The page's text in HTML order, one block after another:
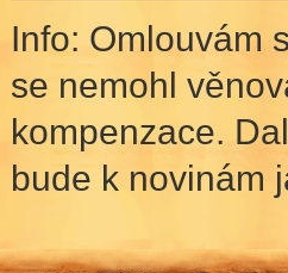
Info: Omlouvám
se nemohl
kompenzace.
bude k novinám